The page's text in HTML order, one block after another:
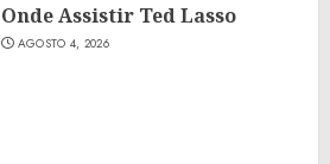
Onde Assistir Ted Lasso
AGOSTO 4, 2026